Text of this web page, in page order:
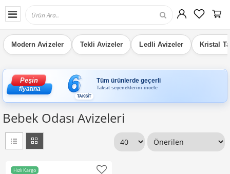
Modern Avizeler Tekli Avizeler Ledli Avizeler Kristal
Peşin
fiyatına 6TAKSİT
Tüm ürünlerde geçerli
Taksit seçeneklerini incele
Bebek Odası Avizeleri
Hızlı Kargo